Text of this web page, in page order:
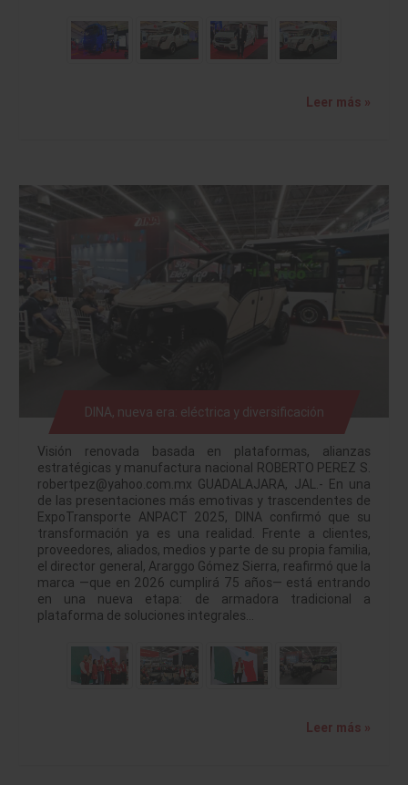
Leer más »
DINA, nueva era: eléctrica y diversificación
Visión renovada basada en plataformas, alianzas
estratégicas y manufactura nacional ROBERTO PEREZ S.
robertpez@yahoo.com.mx GUADALAJARA, JAL.- En una
de las presentaciones más emotivas y trascendentes de
ExpoTransporte ANPACT 2025, DINA confirmó que su
transformación ya es una realidad. Frente a clientes,
proveedores, aliados, medios y parte de su propia familia,
el director general, Ararggo Gómez Sierra, reafirmó que la
marca —que en 2026 cumplirá 75 años— está entrando
en una nueva etapa: de armadora tradicional a
plataforma de soluciones integrales…
Leer más »